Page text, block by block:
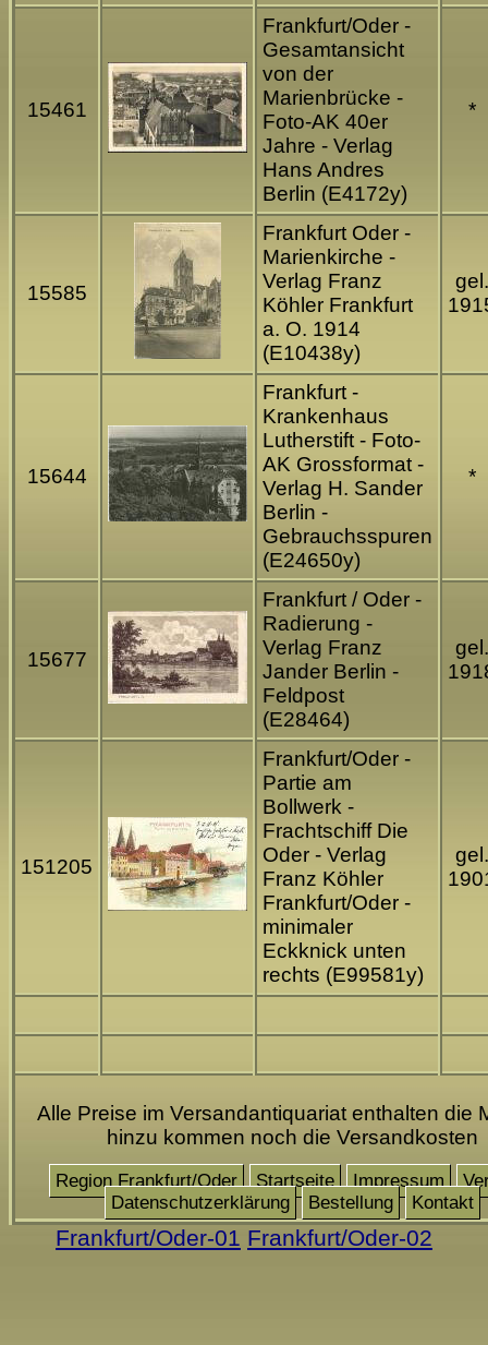
15461
Frankfurt/Oder -
Gesamtansicht
von der
Marienbrücke -
Foto-AK 40er
Jahre - Verlag
Hans Andres
Berlin (E4172y)
*
15585
Frankfurt Oder -
Marienkirche -
Verlag Franz
Köhler Frankfurt
a. O. 1914
(E10438y)
gel.
15644
Frankfurt -
Krankenhaus
Lutherstift - Foto-
AK Grossformat -
Verlag H. Sander
Berlin -
Gebrauchsspuren
(E24650y)
*
15677
Frankfurt / Oder -
Radierung -
Verlag Franz
Jander Berlin -
Feldpost
(E28464)
gel.
151205
Frankfurt/Oder -
Partie am
Bollwerk -
Frachtschiff Die
Oder - Verlag
Franz Köhler
Frankfurt/Oder -
minimaler
Eckknick unten
rechts (E99581y)
gel.
Alle Preise im Versandantiquariat enthalten die
hinzu kommen noch die Versandkosten
Region Frankfurt/Oder Startseite Impressum
Datenschutzerklärung
Bestellung Kontakt
Frankfurt/Oder-01 Frankfurt/Oder-02